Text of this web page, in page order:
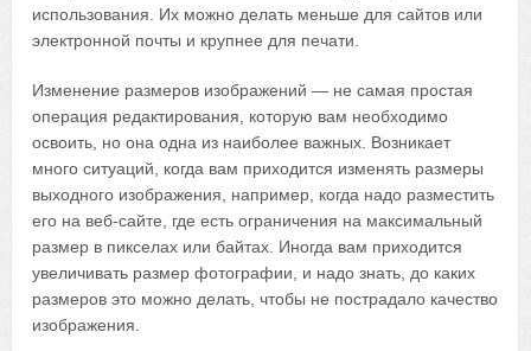
использования. Их можно делать меньше для сайтов или
электронной почты и крупнее для печати.
Изменение размеров изображений — не самая простая
операция редактирования, которую вам необходимо
освоить, но она одна из наиболее важных. Возникает
много ситуаций, когда вам приходится изменять размеры
выходного изображения, например, когда надо разместить
его на веб-сайте, где есть ограничения на максимальный
размер в пикселах или байтах. Иногда вам приходится
увеличивать размер фотографии, и надо знать, до каких
размеров это можно делать, чтобы не пострадало качество
изображения.